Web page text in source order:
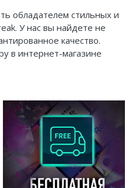
обладателем стильных и
У нас вы найдете не
качество.
в интернет-магазине